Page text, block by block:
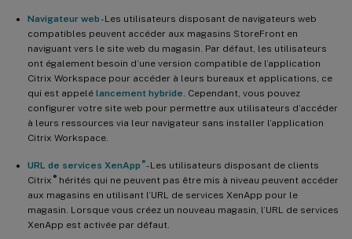
Navigateur web- Les utilisateurs disposant de navigateurs web
compatibles peuvent accéder aux magasins StoreFront en
naviguant vers le site web du magasin. Par défaut, les utilisateurs
ont également besoin d’une version compatible de l’application
Citrix Workspace pour accéder à leurs bureaux et applications, ce
qui est appelé lancement hybride . Cependant, vous pouvez
configurer votre site web pour permettre aux utilisateurs d’accéder
à leurs ressources via leur navigateur sans installer l’application
Citrix Workspace.
URL de services XenApp ®- Les utilisateurs disposant de clients
Citrix ®hérités qui ne peuvent pas être mis à niveau peuvent accéder
aux magasins en utilisant l’URL de services XenApp pour le
magasin. Lorsque vous créez un nouveau magasin, l’URL de services
XenApp est activée par défaut.